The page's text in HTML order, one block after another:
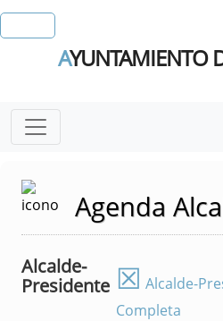
AYUNTAMIENTO
Agenda
Alcalde-
Presidente ☒ Alcalde-
Completa